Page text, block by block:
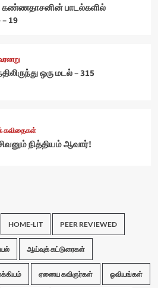
கண்ணதாசனின் பாடல்களில்
19
ஒரு மடல் – 315
கவிதைகள்
நித்தியம் ஆவார்!
HOME-LIT PEER REVIEWED
ஆய்வுக் கட்டுரைகள்
ஏனைய கவிஞர்கள் ஓவியங்கள்